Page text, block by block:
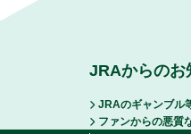
JRAからのお
JRAのギャンブル
ファンからの悪質